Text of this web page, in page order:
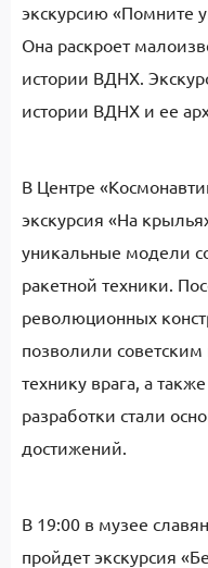
экскурсию «Помните
Она раскроет
истории ВДНХ.
истории ВДНХ и ее
В Центре
экскурсия «На
уникальные модели
ракетной техники.
революционных
позволили
технику врага, а
разработки стали
достижений.
В 19:00 в музее
пройдет экскурсия